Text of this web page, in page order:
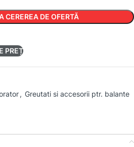
CEREREA DE OFERTĂ
PREȚ
, Greutati si accesorii ptr. balante